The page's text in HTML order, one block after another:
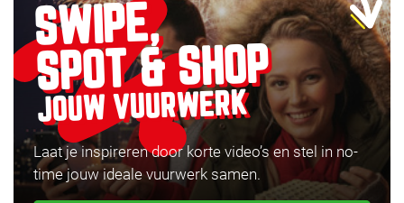
SWIPE,
SPOT & SHOP
JOUW VUURWERK
Laat je inspireren door korte video’s en stel in no-
time jouw ideale vuurwerk samen.